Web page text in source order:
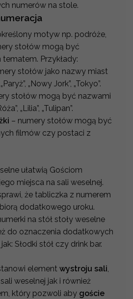
numerów na stole.
motyw np. podróże,
stołów mogą być
Przykłady:
stołów jako nazwy miast
„Nowy Jork”, „Tokyo”.
stołów mogą być nazwami
„Lilia”, „Tulipan”.
– numery stołów mogą być
filmów czy postaci z
ułatwią Gościom
miejsca na sali weselnej.
że tabliczka z numerem
dodatkowego uroku.
na stół stoły weselne
do oznaczenia dodatkowych
Słodki stół czy drink bar.
element wystroju sali,
weselnej jak i również
który pozwoli aby goście